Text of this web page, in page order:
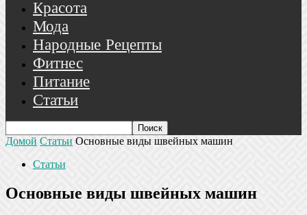
Красота
Мода
Народные Рецепты
Фитнес
Питание
Статьи
Домой Статьи Основные виды швейных машин
Статьи
Основные виды швейных машин